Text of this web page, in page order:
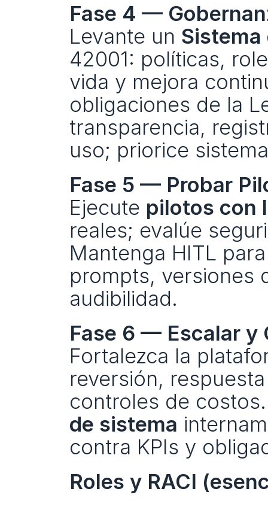
Fase 4 —
Levante un Sistema
42001: políticas,
vida y mejora
obligaciones de la
transparencia,
uso; priorice
Fase 5 — Probar
Ejecute pilotos con
reales; evalúe
Mantenga HITL
prompts, versiones
audibilidad.
Fase 6 — Escalar y
Fortalezca la
reversión,
controles de
de sistema
contra KPIs y
Roles y RACI